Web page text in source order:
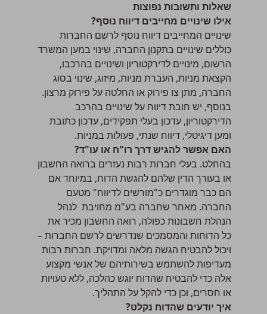
שאלות ותשובות נפוצות
אילו שינויים מחייבים דיווח נוסף?
שינויים המחייבים דיווח נוסף לרשם החברות
כוללים שינויים בתקנון החברה, שינוי במען המשרד
הרשום, מינויים לדירקטוריון ושינויים בהרכבו,
הקצאת מניות, העברת מניות, מיזוג, שינוי בסוג
החברה, מתן צו פירוק או החלטה על פירוק מרצון.
בנוסף, יש חובת דיווח על שינויים בהרכב
הדירקטוריון, עדכון בעלי תפקידים, עדכון כתובת
ומען דיגיטלי, דיווח שנתי, פעולות במניות.
האם אפשר להגיש דרך רו"ח או עו"ד?
בהחלט. בעלי חברות רבות נעזרים ברואה החשבון
או בעורך הדין שלהם להגשת הדוח, במיוחד אם
הם כבר מוגדרים כ"מורשים לדיווח" מטעם
החברה. מאחר שחברה בע"מ מחויבת לנהל
הנהלת חשבונות כפולה, רואה החשבון מכיר את
כל הדוחות והמסמכים שנדרשים לרשם החברות –
ויכול להבטיח הגשה מלאה ומדויקת. חברות רבות
מעדיפות להשתמש בשירותיהם של אנשי מקצוע
אלה כדי להבטיח שהדוח יוגש כהלכה, ללא טעויות
או חסרים, וכן כדי להקל על התהליך.
איך יודעים שהדוח נקלט?